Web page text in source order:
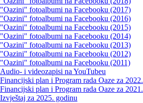
"Oazini" fotoalbumi na Facebooku (2017)
"Oazini" fotoalbumi na Facebooku (2016)
"Oazini" fotoalbumi na Facebooku (2015)
"Oazini" fotoalbumi na Facebooku (2014)
"Oazini" fotoalbumi na Facebooku (2013)
"Oazini" fotoalbumi na Facebooku (2012)
"Oazini" fotoalbumi na Facebooku (2011)
Audio- i videozapisi na YouTubeu
Financijski plan i Program rada Oaze za 2022.
Financijski plan i Program rada Oaze za 2021.
Izvještaj za 2025. godinu